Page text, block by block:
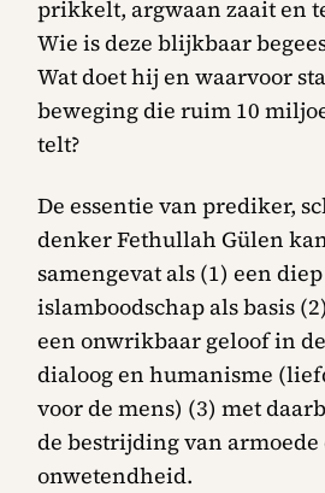
prikkelt, argwaan zaait en
Wie is deze blijkbaar
Wat doet hij en waarvoor
beweging die ruim 10
telt?
De essentie van prediker,
denker Fethullah Gülen
samengevat als (1) een
islamboodschap als basis
een onwrikbaar geloof in
dialoog en humanisme
voor de mens) (3) met
de bestrijding van armoede
onwetendheid.